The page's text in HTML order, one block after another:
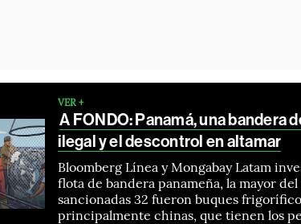
VER +
A FONDO: Panamá, una bandera
ilegal y el descontrol en altamar
Bloomberg Línea y Mongabay Latam
flota de bandera panameña, la mayor
sancionadas 32 fueron buques
principalmente chinas, que tienen los